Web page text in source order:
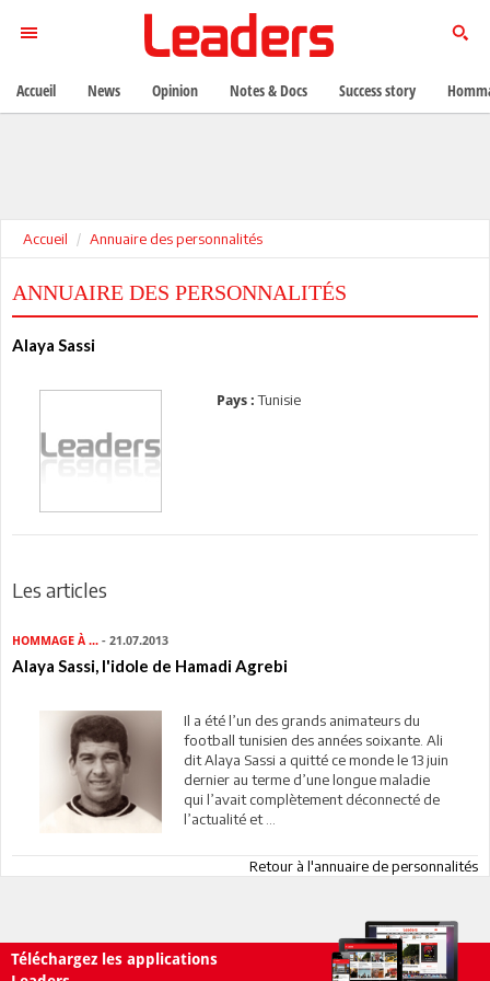
Accueil Annuaire des personnalités
ANNUAIRE DES PERSONNALITÉS
Alaya Sassi
Pays : Tunisie
Les articles
HOMMAGE À ... - 21.07.2013
Alaya Sassi, l'idole de Hamadi Agrebi
Il a été l’un des grands animateurs du
football tunisien des années soixante. Ali
dit Alaya Sassi a quitté ce monde le 13 juin
dernier au terme d’une longue maladie
qui l’avait complètement déconnecté de
l’actualité et ...
Retour à l'annuaire de personnalités
Téléchargez les applications
Accueil News Opinion Notes & Docs Success story